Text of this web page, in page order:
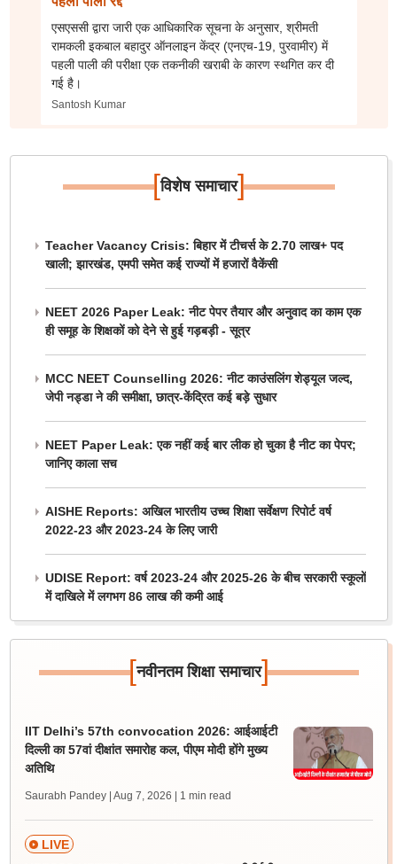
एसएससी द्वारा जारी एक आधिकारिक सूचना के अनुसार, श्रीमती
रामकली इकबाल बहादुर ऑनलाइन केंद्र (एनएच-19, पुरवामीर) में
पहली पाली की परीक्षा एक तकनीकी खराबी के कारण स्थगित कर दी
गई है।
Santosh Kumar
[विशेष समाचार]
Teacher Vacancy Crisis: बिहार में टीचर्स के 2.70 लाख+ पद
खाली; झारखंड, एमपी समेत कई राज्यों में हजारों वैकेंसी
NEET 2026 Paper Leak: नीट पेपर तैयार और अनुवाद का काम एक
ही समूह के शिक्षकों को देने से हुई गड़बड़ी - सूत्र
MCC NEET Counselling 2026: नीट काउंसलिंग शेड्यूल जल्द,
जेपी नड्डा ने की समीक्षा, छात्र-केंद्रित कई बड़े सुधार
NEET Paper Leak: एक नहीं कई बार लीक हो चुका है नीट का पेपर;
जानिए काला सच
AISHE Reports: अखिल भारतीय उच्च शिक्षा सर्वेक्षण रिपोर्ट वर्ष
2022-23 और 2023-24 के लिए जारी
UDISE Report: वर्ष 2023-24 और 2025-26 के बीच सरकारी स्कूलों
में दाखिले में लगभग 86 लाख की कमी आई
[नवीनतम शिक्षा समाचार]
IIT Delhi’s 57th convocation 2026: आईआईटी
दिल्ली का 57वां दीक्षांत समारोह कल, पीएम मोदी होंगे मुख्य
अतिथि
Saurabh Pandey | Aug 7, 2026 | 1 min read
LIVE